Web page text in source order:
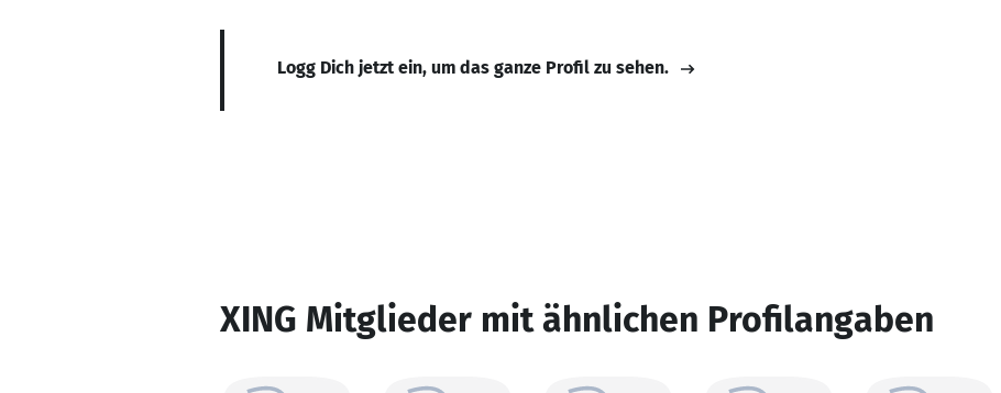
Logg Dich jetzt ein, um das ganze Profil zu sehen.
XING Mitglieder mit ähnlichen Profilangaben